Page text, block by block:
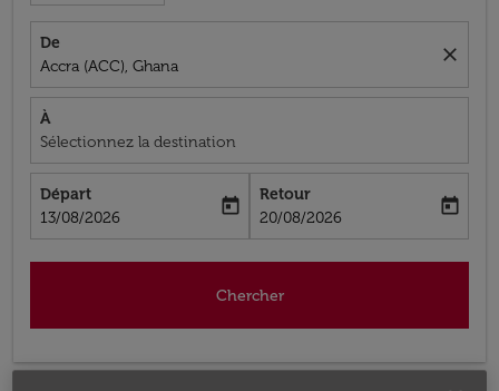
De
Accra (ACC), Ghana
close
À
Sélectionnez la destination
Départ
fc-booking-departure-date-aria-label
13/08/2026
today
Retour
fc-booking-return-date-aria-label
20/08/2026
today
Chercher